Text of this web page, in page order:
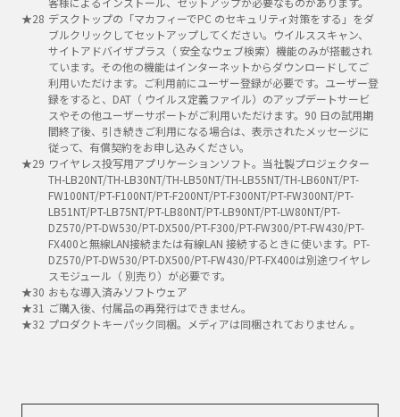
デスクトップの「マカフィーでPC のセキュリティ対策をする」をダ
ブルクリックしてセットアップしてください。ウイルススキャン、
サイトアドバイザプラス（ 安全なウェブ検索）機能のみが搭載され
ています。その他の機能はインターネットからダウンロードしてご
利用いただけます。ご利用前にユーザー登録が必要です。ユーザー登
録をすると、DAT（ ウイルス定義ファイル）のアップデートサービ
スやその他ユーザーサポートがご利用いただけます。90 日の試用期
間終了後、引き続きご利用になる場合は、表示されたメッセージに
従って、有償契約をお申し込みください。
ワイヤレス投写用アプリケーションソフト。当社製プロジェクター
TH-LB20NT/TH-LB30NT/TH-LB50NT/TH-LB55NT/TH-LB60NT/PT-
FW100NT/PT-F100NT/PT-F200NT/PT-F300NT/PT-FW300NT/PT-
LB51NT/PT-LB75NT/PT-LB80NT/PT-LB90NT/PT-LW80NT/PT-
DZ570/PT-DW530/PT-DX500/PT-F300/PT-FW300/PT-FW430/PT-
FX400と無線LAN接続または有線LAN 接続するときに使います。PT-
DZ570/PT-DW530/PT-DX500/PT-FW430/PT-FX400は別途ワイヤレ
スモジュール（ 別売り）が必要です。
おもな導入済みソフトウェア
ご購入後、付属品の再発行はできません。
プロダクトキーパック同梱。メディアは同梱されておりません 。